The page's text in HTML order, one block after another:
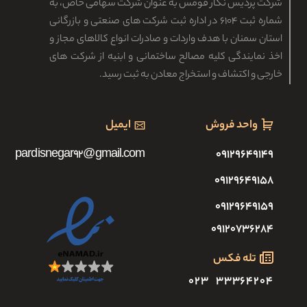
شرکت پردیس نگار قومس به عنوان شرکت سهامی خاص، به
شماره ثبت ۶۱۰۴ در اداره ثبت شرکت های صنعتی و بازرگانی
استان سمنان با هدف واردات و صادرات انواع کالاهای مجاز و
اخذ نمایندگی کلیه مصالح ساختمانی و ابنیه از شرکت های
خارجی و اکتشاف و استخراج معادن به ثبت رسید.
واحد فروش
۰۹۱۲۹۶۴۹۱۴۹
۰۹۱۲۹۶۴۹۱۵۸
۰۹۱۲۹۶۴۹۱۵۹
۰۹۱۲۰۷۳۶۲۸۴
تله فکس
۳۳۳۶۴۲۰۴ ۰۲۳
ایمیل
pardisnegar92@gmail.com